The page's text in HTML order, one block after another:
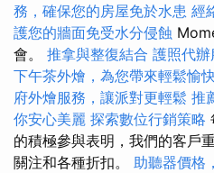
務，確保您的房屋免於水患 經
護您的牆面免受水分侵蝕
會。 推拿與整復結合 護照代
下午茶外燴，為您帶來輕鬆愉
府外燴服務，讓派對更輕鬆 推
你安心美麗 探索數位行銷策略
的積極參與表明，我們的客戶
關注和各種折扣。 助聽器價格